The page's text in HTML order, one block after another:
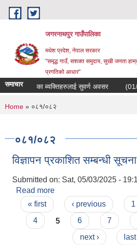
Skip to main content
जगरनाथपुर गाउँपालिका
मधेश प्रदेश, नेपाल सरकार
"समृद्ध गाउँ, सशक्त समुदाय, सुखी जनता
प्रगतिको आधार"
समाचार कोरियाबाट फर्केका ब्यक्तिहरुलाई सुवर्ण अवसर (01/
You are here
Home » ०८१/०८२
०८१/०८२
विज्ञापन प्रकाशित सम्बन्धी
Submitted on: Sat, 05/03/2025 -
Read more
Pages
« first ‹ previous 1
4
5 6 7
next ›